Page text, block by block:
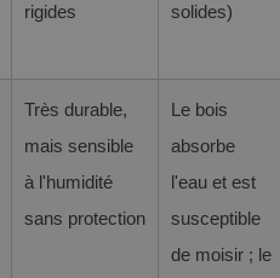
rigides
solides)
Très durable,
mais sensible
à l'humidité
sans protection
Le bois
absorbe
l'eau et est
susceptible
de moisir ; le